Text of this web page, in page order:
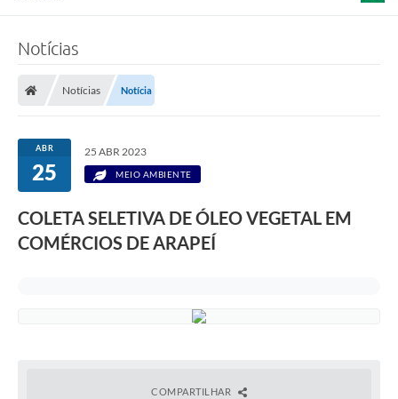
Legislação
Turismo
Editais
Notícias
Notícias Notícia
ABR
25
25 ABR 2023
MEIO AMBIENTE
COLETA SELETIVA DE ÓLEO VEGETAL EM
COMÉRCIOS DE ARAPEÍ
COMPARTILHAR